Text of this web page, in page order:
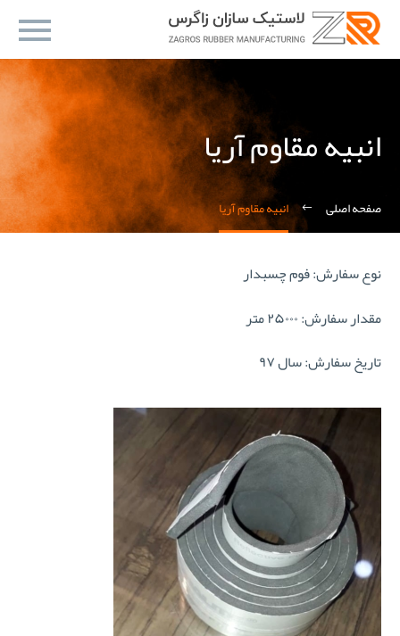
انبیه مقاوم آریا
صفحه اصلی انبیه مقاوم آریا
نوع سفارش: فوم چسبدار
مقدار سفارش: ۲۵۰۰۰ متر
تاریخ سفارش: سال ۹۷